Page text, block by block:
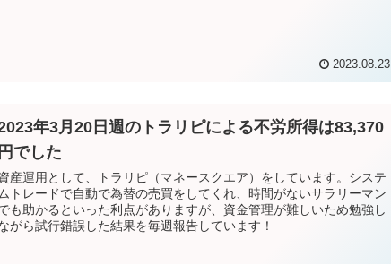
2023.08.23
年3月20日週のトラリピによる不労所得は83,370
円でした
産運用として、トラリピ（マネースクエア）をしています。システ
ムトレードで自動で為替の売買をしてくれ、時間がないサラリーマン
も助かるといった利点がありますが、資金管理が難しいため勉強し
がら試行錯誤した結果を毎週報告しています！